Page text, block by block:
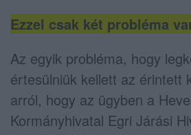
Ezzel csak két probléma
Az egyik probléma, hogy
értesülniük kellett az érintett
arról, hogy az ügyben a
Kormányhivatal Egri Járási